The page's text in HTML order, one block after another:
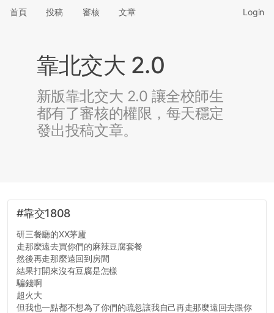
首頁 投稿 審核 文章 Login
靠北交大 2.0
新版靠北交大 2.0 讓全校師生
都有了審核的權限，每天穩定
發出投稿文章。
#靠交1808
研三餐廳的XX茅廬
走那麼遠去買你們的麻辣豆腐套餐
然後再走那麼遠回到房間
結果打開來沒有豆腐是怎樣
騙錢啊
超火大
但我也一點都不想為了你們的疏忽讓我自己再走那麼遠回去跟你